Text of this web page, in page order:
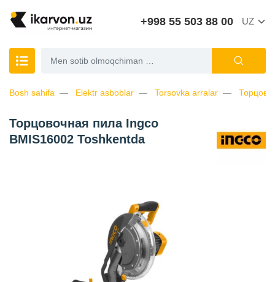
+998 55 503 88 00 UZ
Bosh sahifa Elektr asboblar Torsovka arralar
Торцовочная пила Ingco
BMIS16002 Toshkentda